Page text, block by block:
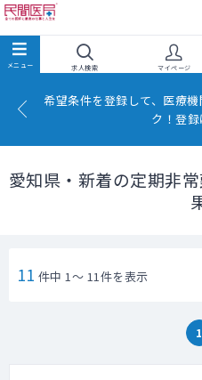
求人検索 マイページ
希望条件を登録して、医療
ク！登
愛知県・新着の定期非
11 件中 1～ 11件を表示
1